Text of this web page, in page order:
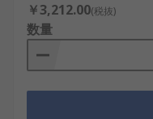
￥3,212.00(税抜)
数量